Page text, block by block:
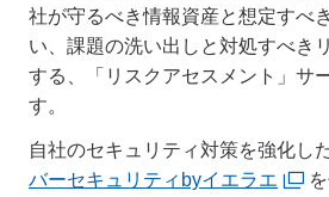
社が守るべき情報資産と想定すべ
い、課題の洗い出しと対処すべき
する、「リスクアセスメント」サ
す。
自社のセキュリティ対策を強化し
バーセキュリティbyイエラエ